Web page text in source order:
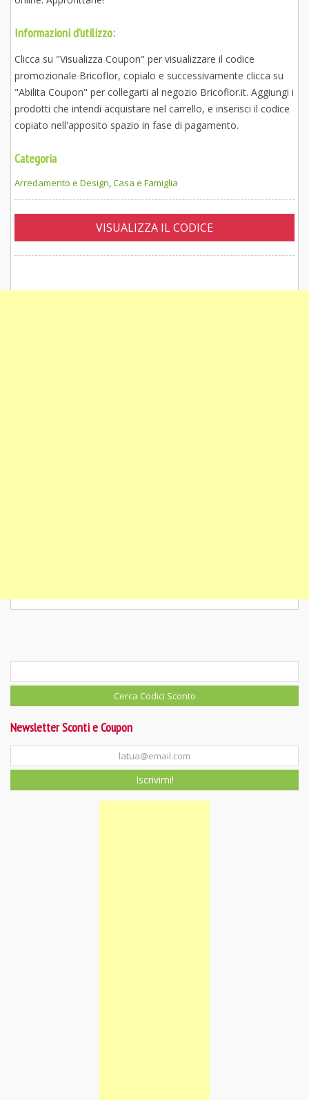
Informazioni d'utilizzo:
Clicca su "Visualizza Coupon" per visualizzare il codice
promozionale Bricoflor, copialo e successivamente clicca su
"Abilita Coupon" per collegarti al negozio Bricoflor.it. Aggiungi i
prodotti che intendi acquistare nel carrello, e inserisci il codice
copiato nell'apposito spazio in fase di pagamento.
Categoria
Arredamento e Design,Casa e Famiglia
VISUALIZZA IL CODICE
Newsletter Sconti e Coupon
Iscrivimi!